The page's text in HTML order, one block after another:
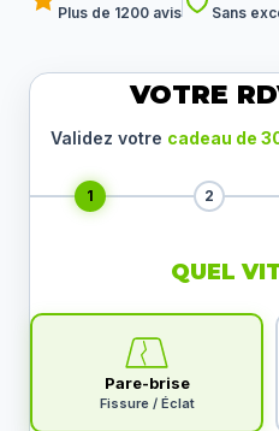
Plus de 1200 avis Sans
VOTRE
Validez votre cadeau de
1 2
QUEL
Pare-brise
Fissure / Éclat